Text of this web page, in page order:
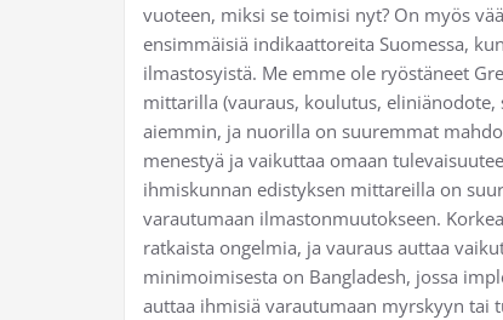
vuoteen, miksi se toimisi nyt? On myös
ensimmäisiä indikaattoreita Suomessa,
ilmastosyistä. Me emme ole ryöstäneet
mittarilla (vauraus, koulutus,
aiemmin, ja nuorilla on suuremmat
menestyä ja vaikuttaa omaan
ihmiskunnan edistyksen mittareilla on
varautumaan ilmastonmuutokseen.
ratkaista ongelmia, ja vauraus auttaa
minimoimisesta on Bangladesh, jossa
auttaa ihmisiä varautumaan myrskyyn tai